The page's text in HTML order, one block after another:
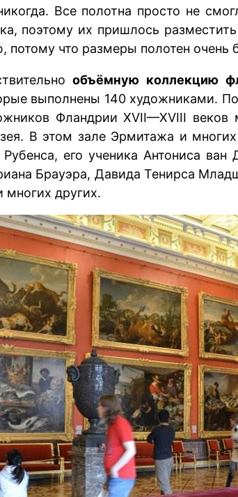
Все полотна просто не
поэтому их пришлось
потому что размеры полотен очень
объёмную коллекцию
выполнены 140 художниками.
Фландрии XVII—XVIII веков
В этом зале Эрмитажа и
его ученика Антониса
Брауэра, Давида Тенирса
многих других.